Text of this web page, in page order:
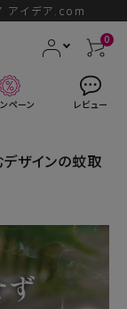
アイデア.com
0
ペーン レビュー
デザインの蚊取